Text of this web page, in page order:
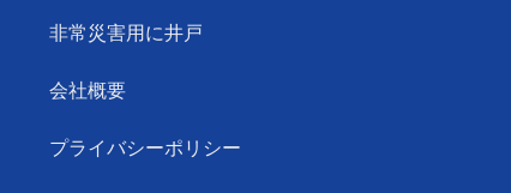
非常災害用に井戸
会社概要
プライバシーポリシー